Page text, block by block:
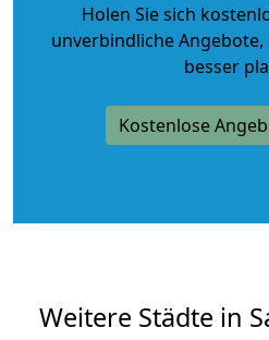
Holen Sie sich
unverbindliche Angebote
besser
Kostenlose
Weitere Städte in